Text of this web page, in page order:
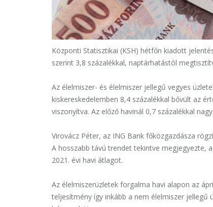
Központi Statisztikai (KSH) hétfőn kiadott
szerint 3,8 százalékkal, naptárhatástól
Az élelmiszer- és élelmiszer jellegű vegyes
kiskereskedelemben 8,4 százalékkal bővült az
viszonyítva. Az előző havinál 0,7 százalékkal
Virovácz Péter, az ING Bank főközgazdásza
A hosszabb távú trendet tekintve megjegyezte,
2021. évi havi átlagot.
Az élelmiszerüzletek forgalma havi alapon az
teljesítmény így inkább a nem élelmiszer